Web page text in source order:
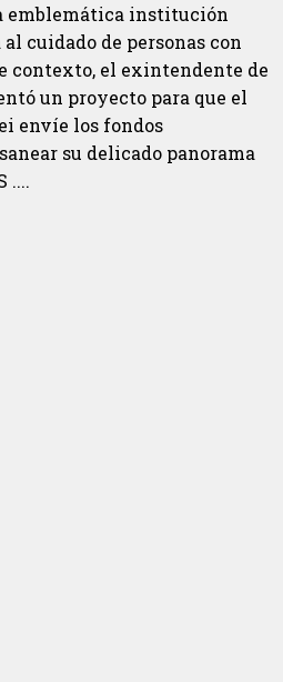
emblemática institución
cuidado de personas con
contexto, el exintendente de
un proyecto para que el
envíe los fondos
su delicado panorama
....